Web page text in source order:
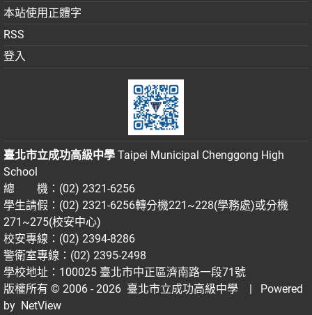
本站使用正體字
RSS
登入
臺北市立成功高級中學 Taipei Municipal Chenggong High
School
總 機：(02) 2321-6256
學生請假：(02) 2321-6256轉分機221~228(學務處)或分機
271~275(校安中心)
校安專線：(02) 2394-8286
警衛室專線：(02) 2395-2498
學校地址：100025 臺北市中正區濟南路一段71號
版權所有 © 2006 - 2026 臺北市立成功高級中學
| Powered
by NetView